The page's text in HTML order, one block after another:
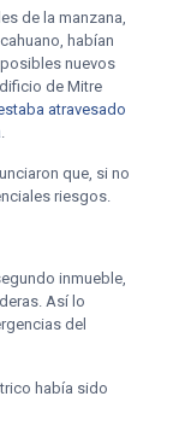
de la manzana,
habían
nuevos
de Mitre
atravesado
.
que, si no
riesgos.
inmueble,
Así lo
del
había sido